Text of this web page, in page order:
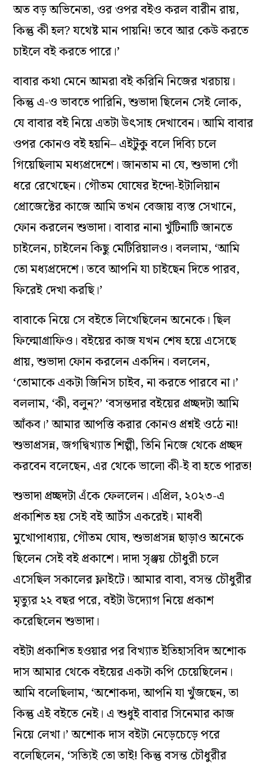
অত বড় অভিনেতা, ওর ওপর বইও করল বারীন রায়,
কিন্তু কী হল? যথেষ্ট মান পায়নি! তবে আর কেউ করতে
চাইলে বই করতে পারে।’
বাবার কথা মেনে আমরা বই করিনি নিজের খরচায়।
কিন্তু এ-ও ভাবতে পারিনি, শুভাদা ছিলেন সেই লোক,
যে বাবার বই নিয়ে এতটা উৎসাহ দেখাবেন। আমি বাবার
ওপর কোনও বই হয়নি– এইটুকু বলে দিব্যি চলে
গিয়েছিলাম মধ্যপ্রদেশে। জানতাম না যে, শুভাদা গোঁ
ধরে রেখেছেন। গৌতম ঘোষের ইন্দো-ইটালিয়ান
প্রোজেক্টের কাজে আমি তখন বেজায় ব্যস্ত সেখানে,
ফোন করলেন শুভাদা। বাবার নানা খুঁটিনাটি জানতে
চাইলেন, চাইলেন কিছু মেটিরিয়ালও। বললাম, ‘আমি
তো মধ্যপ্রদেশে। তবে আপনি যা চাইছেন দিতে পারব,
ফিরেই দেখা করছি।’
বাবাকে নিয়ে সে বইতে লিখেছিলেন অনেকে। ছিল
ফিল্মোগ্রাফিও। বইয়ের কাজ যখন শেষ হয়ে এসেছে
প্রায়, শুভাদা ফোন করলেন একদিন। বললেন,
‘তোমাকে একটা জিনিস চাইব, না করতে পারবে না।’
বললাম, ‘কী, বলুন?’ ‘বসন্তদার বইয়ের প্রচ্ছদটা আমি
আঁকব।’ আমার আপত্তি করার কোনও প্রশ্নই ওঠে না!
শুভাপ্রসন্ন, জগদ্বিখ্যাত শিল্পী, তিনি নিজে থেকে প্রচ্ছদ
করবেন বলেছেন, এর থেকে ভালো কী-ই বা হতে পারত!
শুভাদা প্রচ্ছদটা এঁকে ফেললেন। এপ্রিল, ২০২৩-এ
প্রকাশিত হয় সেই বই আর্টস একরেই। মাধবী
মুখোপাধ্যায়, গৌতম ঘোষ, শুভাপ্রসন্ন ছাড়াও অনেকে
ছিলেন সেই বই প্রকাশে। দাদা সৃঞ্জয় চৌধুরী চলে
এসেছিল সকালের ফ্লাইটে। আমার বাবা, বসন্ত চৌধুরীর
মৃত্যুর ২২ বছর পরে, বইটা উদ্যোগ নিয়ে প্রকাশ
করেছিলেন শুভাদা।
বইটা প্রকাশিত হওয়ার পর বিখ্যাত ইতিহাসবিদ অশোক
দাস আমার থেকে বইয়ের একটা কপি চেয়েছিলেন।
আমি বলেছিলাম, ‘অশোকদা, আপনি যা খুঁজছেন, তা
কিন্তু এই বইতে নেই। এ শুধুই বাবার সিনেমার কাজ
নিয়ে লেখা।’ অশোক দাস বইটা নেড়েচেড়ে পরে
বলেছিলেন, ‘সত্যিই তো তাই! কিন্তু বসন্ত চৌধুরীর